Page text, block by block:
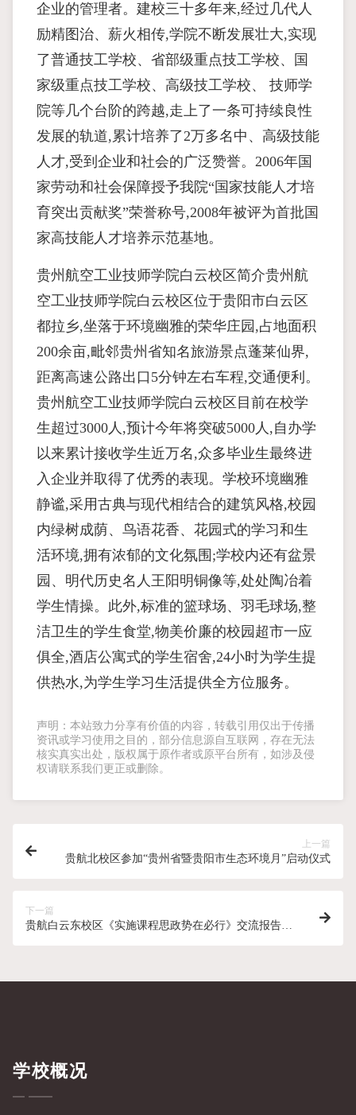
企业的管理者。建校三十多年来,经过几代人
励精图治、薪火相传,学院不断发展壮大,实现
了普通技工学校、省部级重点技工学校、国
家级重点技工学校、高级技工学校、 技师学
院等几个台阶的跨越,走上了一条可持续良性
发展的轨道,累计培养了2万多名中、高级技能
人才,受到企业和社会的广泛赞誉。2006年国
家劳动和社会保障授予我院“国家技能人才培
育突出贡献奖”荣誉称号,2008年被评为首批国
家高技能人才培养示范基地。
贵州航空工业技师学院白云校区简介贵州航
空工业技师学院白云校区位于贵阳市白云区
都拉乡,坐落于环境幽雅的荣华庄园,占地面积
200余亩,毗邻贵州省知名旅游景点蓬莱仙界,
距离高速公路出口5分钟左右车程,交通便利。
贵州航空工业技师学院白云校区目前在校学
生超过3000人,预计今年将突破5000人,自办学
以来累计接收学生近万名,众多毕业生最终进
入企业并取得了优秀的表现。学校环境幽雅
静谧,采用古典与现代相结合的建筑风格,校园
内绿树成荫、鸟语花香、花园式的学习和生
活环境,拥有浓郁的文化氛围;学校内还有盆景
园、明代历史名人王阳明铜像等,处处陶冶着
学生情操。此外,标准的篮球场、羽毛球场,整
洁卫生的学生食堂,物美价廉的校园超市一应
俱全,酒店公寓式的学生宿舍,24小时为学生提
供热水,为学生学习生活提供全方位服务。
声明：本站致力分享有价值的内容，转载引用仅出于传播
资讯或学习使用之目的，部分信息源自互联网，存在无法
核实真实出处，版权属于原作者或原平台所有，如涉及侵
权请联系我们更正或删除。
上一篇
贵航北校区参加“贵州省暨贵阳市生态环境月”启动仪式
下一篇
贵航白云东校区《实施课程思政势在必行》交流报告会
学校概况